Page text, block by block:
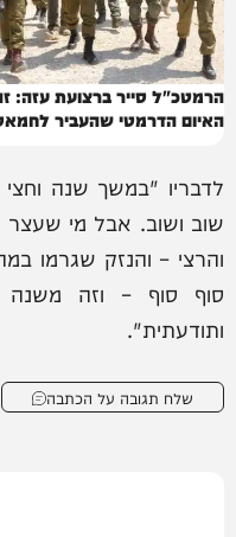
הרמטכ"ל סייר ברצועת עזה:
האיום הדרמטי שהעביר
לדבריו "במשך שנה
שוב ושוב. אבל מי
והרצי – והנזק שגרמו
סוף סוף – וזה
ותודעתית".
שלח תגובה על הכתבה